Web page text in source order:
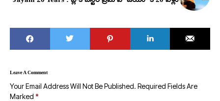
Leave A Comment
Your Email Address Will Not Be Published. Required Fields Are
Marked *